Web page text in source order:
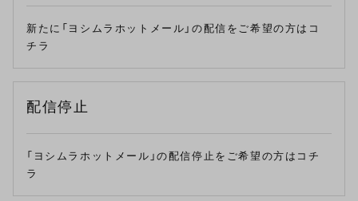
新たに「ヨシムラホットメール」の配信をご希望の方はコ
チラ
配信停止
「ヨシムラホットメール」の配信停止をご希望の方はコチ
ラ